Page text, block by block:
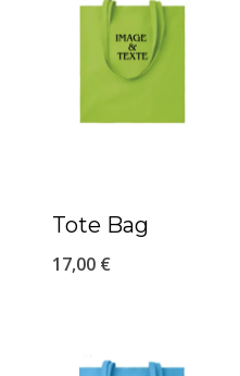
Tote Bag
17,00 €